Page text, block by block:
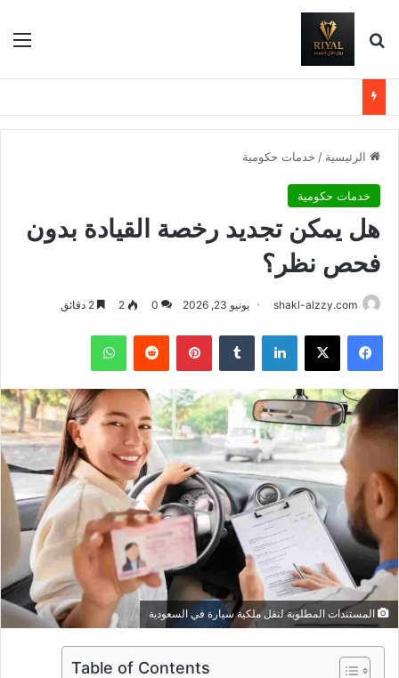
بحث عن
الرئيسية / خدمات حكومية
خدمات حكومية
هل يمكن تجديد رخصة القيادة بدون
فحص نظر؟
shakl-alzzy.com يونيو 23, 2026 0
2
فيسبوك X لينكدإن بينتيريست واتساب
المستندات المطلوبة لنقل ملكية سيارة في السعودية
Table of Contents